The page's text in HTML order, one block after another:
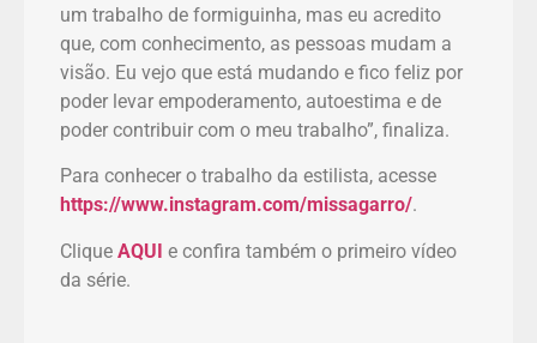
um trabalho de formiguinha, mas eu acredito
que, com conhecimento, as pessoas mudam a
visão. Eu vejo que está mudando e fico feliz por
poder levar empoderamento, autoestima e de
poder contribuir com o meu trabalho”, finaliza.
Para conhecer o trabalho da estilista, acesse
https://www.instagram.com/missagarro/.
Clique AQUI e confira também o primeiro vídeo
da série.